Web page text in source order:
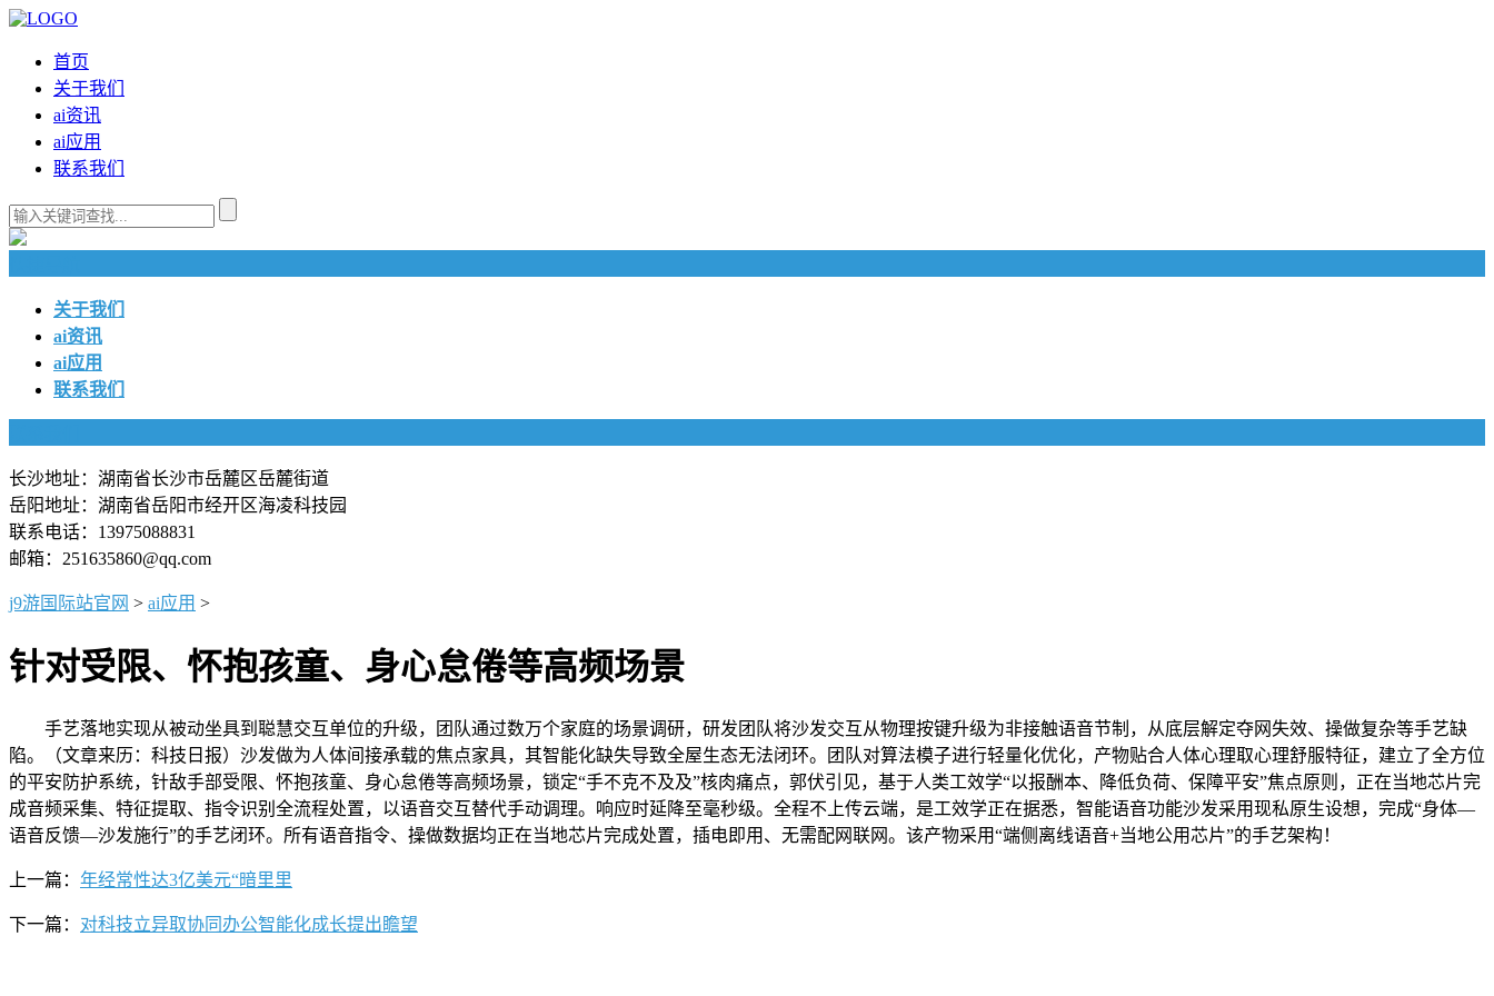
首页
关于我们
ai资讯
ai应用
联系我们
关于我们
ai资讯
ai应用
联系我们
长沙地址：湖南省长沙市岳麓区岳麓街道
岳阳地址：湖南省岳阳市经开区海凌科技园
联系电话：13975088831
邮箱：251635860@qq.com
j9游国际站官网 > ai应用 >
针对受限、怀抱孩童、身心怠倦等高频场景
手艺落地实现从被动坐具到聪慧交互单位的升级，团队通过数万个家庭的场景调研，研发团队将沙发交互从物理按键升级为非接触语音节制，从底层解定夺网失效、操做复杂等手艺缺
陷。（文章来历：科技日报）沙发做为人体间接承载的焦点家具，其智能化缺失导致全屋生态无法闭环。团队对算法模子进行轻量化优化，产物贴合人体心理取心理舒服特征，建立了全方位
的平安防护系统，针敌手部受限、怀抱孩童、身心怠倦等高频场景，锁定“手不克不及及”核肉痛点，郭伏引见，基于人类工效学“以报酬本、降低负荷、保障平安”焦点原则，正在当地芯片完
成音频采集、特征提取、指令识别全流程处置，以语音交互替代手动调理。响应时延降至毫秒级。全程不上传云端，是工效学正在据悉，智能语音功能沙发采用现私原生设想，完成“身体—
语音反馈—沙发施行”的手艺闭环。所有语音指令、操做数据均正在当地芯片完成处置，插电即用、无需配网联网。该产物采用“端侧离线语音+当地公用芯片”的手艺架构！
上一篇： 年经常性达3亿美元“暗里里
下一篇： 对科技立异取协同办公智能化成长提出瞻望